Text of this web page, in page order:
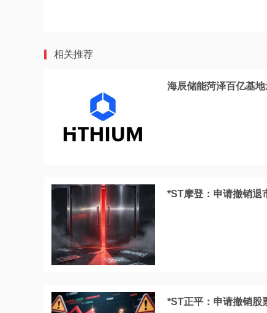
相关推荐
海辰储能菏泽百亿基
*ST摩登：申请撤销退
*ST正平：申请撤销股